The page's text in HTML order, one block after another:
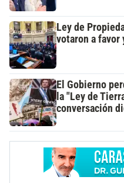
Ley de
votaron a favor
El Gobierno
la "Ley de
conversación